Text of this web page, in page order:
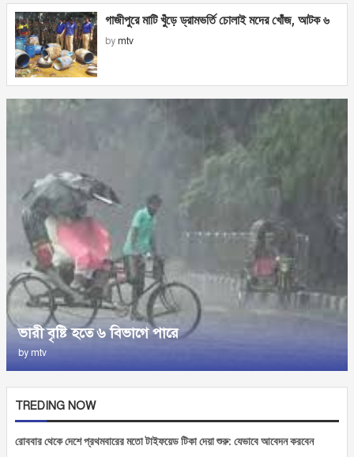
গাজীপুরে মাটি খুঁড়ে ড্রামভর্তি চোলাই মদের খোঁজ, আটক ৬
by mtv
ভারী বৃষ্টি হতে ৬ বিভাগে পারে
by mtv
TREDING NOW
রোববার থেকে দেশে প্রথমবারের মতো টাইফয়েড টিকা দেয়া শুরু: যেভাবে আবেদন করবেন